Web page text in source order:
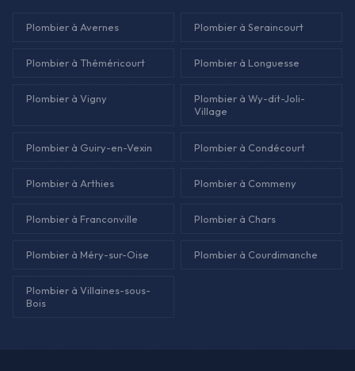
Plombier à Avernes Plombier à Seraincourt
Plombier à Théméricourt Plombier à Longuesse
Plombier à Vigny
Plombier à Wy-dit-Joli-
Village
Plombier à Guiry-en-Vexin Plombier à Condécourt
Plombier à Arthies Plombier à Commeny
Plombier à Franconville Plombier à Chars
Plombier à Méry-sur-Oise Plombier à Courdimanche
Plombier à Villaines-sous-
Bois